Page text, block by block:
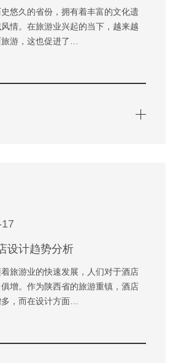
悠久的省份，拥有着丰富的文化遗
情。在旅游业兴起的当下，越来越
游，这也促进了…
设计趋势分析
旅游业的快速发展，人们对于酒店
增。作为陕西省的旅游重镇，酒店
，而在设计方面…